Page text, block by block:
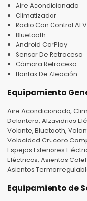
Aire Acondicionado
Climatizador
Radio Con Control Al
Bluetooth
Android CarPlay
Sensor De Retroceso
Cámara Retroceso
Llantas De Aleación
Equipamiento
Aire Acondicionado,
Delantero, Alzavidrios
Volante, Bluetooth,
Velocidad Crucero
Espejos Exteriores
Eléctricos, Asientos
Asientos
Equipamiento de